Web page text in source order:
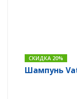
СКИДКА 20%
Шампунь